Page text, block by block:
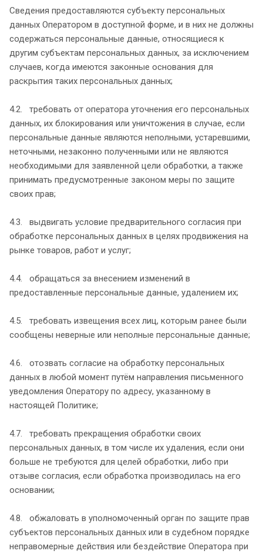
Сведения предоставляются субъекту персональных
данных Оператором в доступной форме, и в них не должны
содержаться персональные данные, относящиеся к
другим субъектам персональных данных, за исключением
случаев, когда имеются законные основания для
раскрытия таких персональных данных;
4.2. требовать от оператора уточнения его персональных
данных, их блокирования или уничтожения в случае, если
персональные данные являются неполными, устаревшими,
неточными, незаконно полученными или не являются
необходимыми для заявленной цели обработки, а также
принимать предусмотренные законом меры по защите
своих прав;
4.3. выдвигать условие предварительного согласия при
обработке персональных данных в целях продвижения на
рынке товаров, работ и услуг;
4.4. обращаться за внесением изменений в
предоставленные персональные данные, удалением их;
4.5. требовать извещения всех лиц, которым ранее были
сообщены неверные или неполные персональные данные;
4.6. отозвать согласие на обработку персональных
данных в любой момент путём направления письменного
уведомления Оператору по адресу, указанному в
настоящей Политике;
4.7. требовать прекращения обработки своих
персональных данных, в том числе их удаления, если они
больше не требуются для целей обработки, либо при
отзыве согласия, если обработка производилась на его
основании;
4.8. обжаловать в уполномоченный орган по защите прав
субъектов персональных данных или в судебном порядке
неправомерные действия или бездействие Оператора при